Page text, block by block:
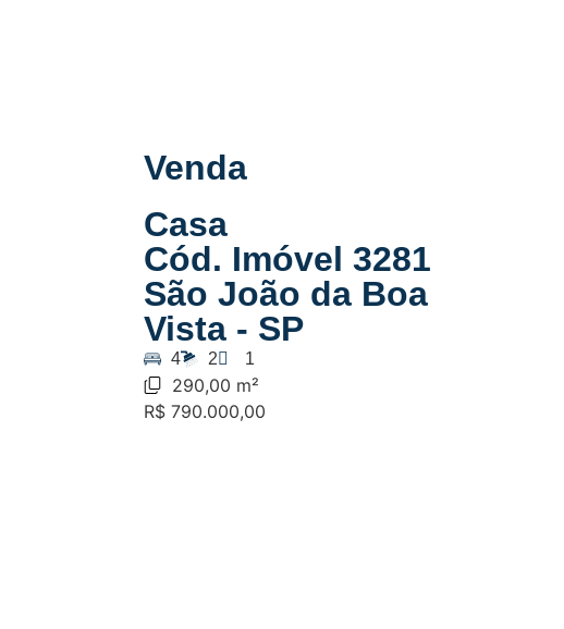
Venda
Casa
Cód. Imóvel 3281
São João da Boa
Vista - SP
4 2 1
290,00 m²
R$ 790.000,00